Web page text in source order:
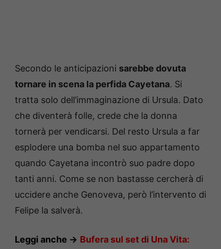
Secondo le anticipazioni sarebbe dovuta
tornare in scena la perfida Cayetana. Si
tratta solo dell’immaginazione di Ursula. Dato
che diventerà folle, crede che la donna
tornerà per vendicarsi. Del resto Ursula a far
esplodere una bomba nel suo appartamento
quando Cayetana incontrò suo padre dopo
tanti anni. Come se non bastasse cercherà di
uccidere anche Genoveva, però l’intervento di
Felipe la salverà.
Leggi anche -> Bufera sul set di Una Vita: